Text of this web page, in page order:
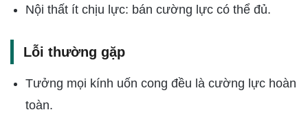
Nội thất ít chịu lực: bán cường lực có thể đủ.
Lỗi thường gặp
Tưởng mọi kính uốn cong đều là cường lực hoàn
toàn.